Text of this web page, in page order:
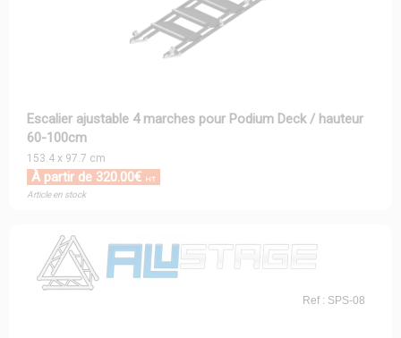
Escalier ajustable 4 marches pour Podium Deck / hauteur
60-100cm
153.4 x 97.7 cm
À partir de 320.00€ HT
Article en stock
Ref : SPS-08